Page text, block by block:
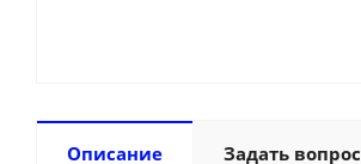
Описание Задать вопрос